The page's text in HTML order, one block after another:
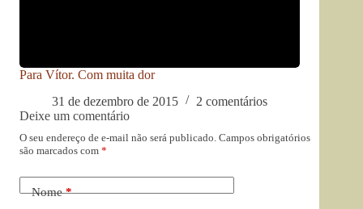
Para Vítor. Com muita dor
31 de dezembro de 2015
2 comentários
Deixe um comentário
O seu endereço de e-mail não será publicado. Campos obrigatórios
são marcados com *
Nome*